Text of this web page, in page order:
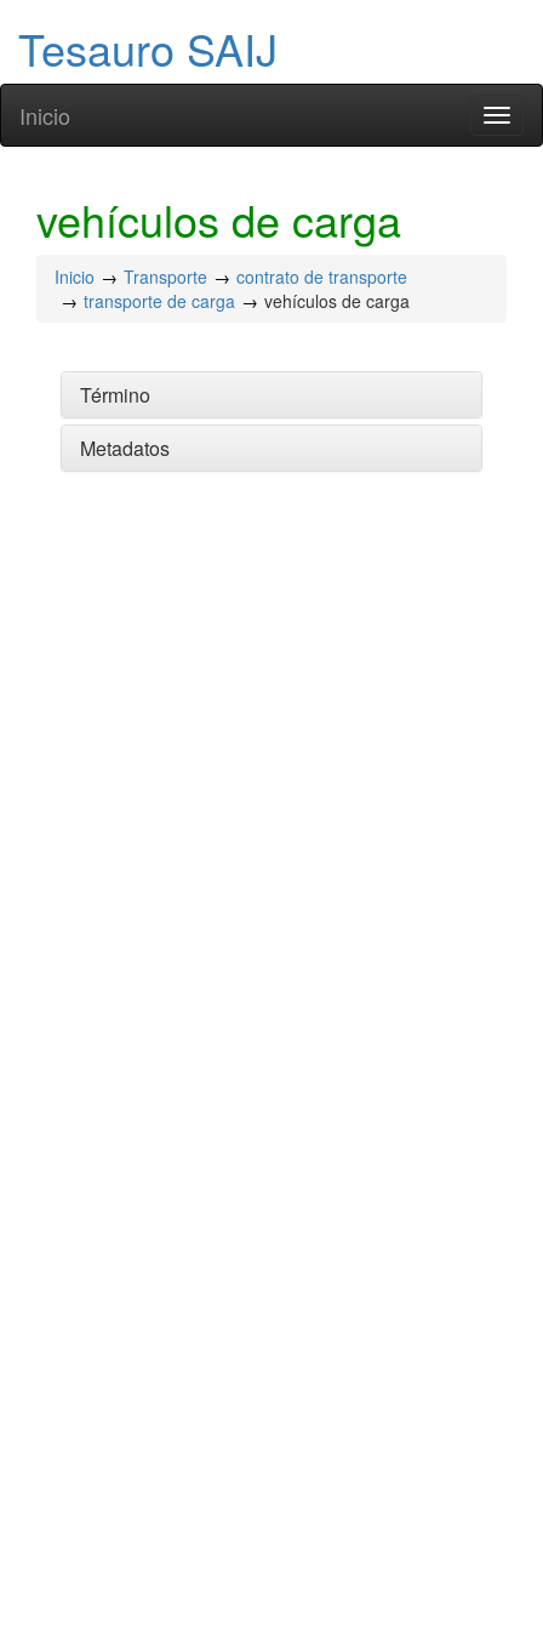
Tesauro SAIJ
Inicio
vehículos de carga
Inicio Transporte
contrato de transporte
transporte de carga
vehículos de carga
Término
Metadatos